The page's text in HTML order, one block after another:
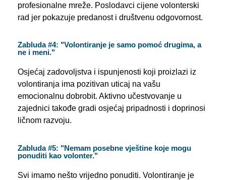
profesionalne mreže. Poslodavci cijene volonterski
rad jer pokazuje predanost i društvenu odgovornost.
Zabluda #4: "Volontiranje je samo pomoć drugima, a
ne i meni."
Osjećaj zadovoljstva i ispunjenosti koji proizlazi iz
volontiranja ima pozitivan uticaj na vašu
emocionalnu dobrobit. Aktivno učestvovanje u
zajednici takođe gradi osjećaj pripadnosti i doprinosi
ličnom razvoju.
Zabluda #5: "Nemam posebne vještine koje mogu
ponuditi kao volonter."
Svi imamo nešto vrijedno ponuditi. Volontiranje je